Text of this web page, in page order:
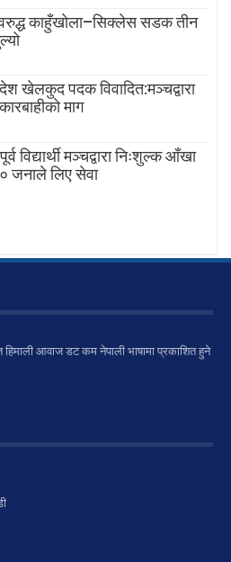
काहुँखोला–सिक्लेस सडक तीन
खेलकुद पदक विवादित:मञ्चद्वारा
माग
विद्यार्थी मञ्चद्वारा निःशुल्क आँखा
जनाले लिए सेवा
हिमाली आवाज डट कम नेपाली भाषामा प्रकाशित हुने